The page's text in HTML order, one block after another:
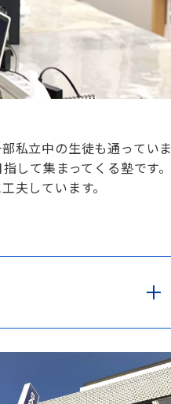
私立中の生徒も通っていま
して集まってくる塾です。
夫しています。